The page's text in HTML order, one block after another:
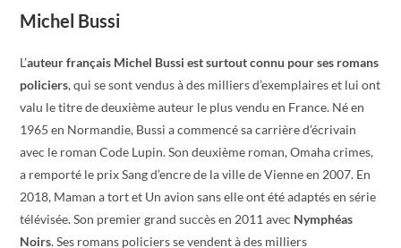
Michel Bussi
L’auteur français Michel Bussi est surtout connu pour ses romans
policiers, qui se sont vendus à des milliers d’exemplaires et lui ont
valu le titre de deuxième auteur le plus vendu en France. Né en
1965 en Normandie, Bussi a commencé sa carrière d’écrivain
avec le roman Code Lupin. Son deuxième roman, Omaha crimes,
a remporté le prix Sang d’encre de la ville de Vienne en 2007. En
2018, Maman a tort et Un avion sans elle ont été adaptés en série
télévisée. Son premier grand succès en 2011 avec Nymphéas
Noirs. Ses romans policiers se vendent à des milliers